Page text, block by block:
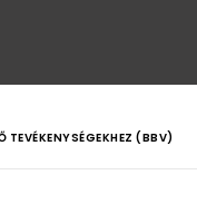
(BBV)